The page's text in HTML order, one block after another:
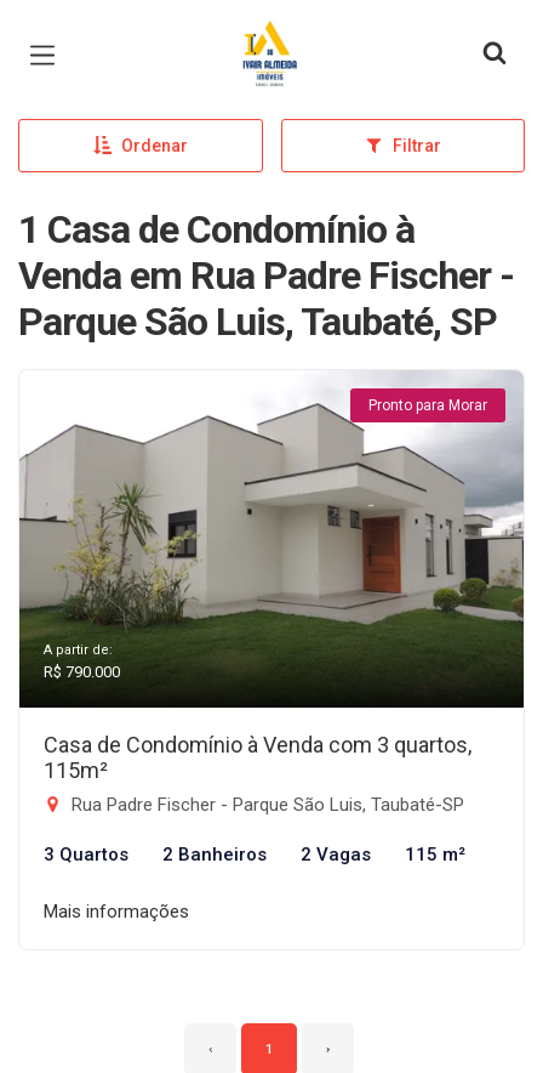
Página inicial
Ordenar Filtrar
1 Casa de Condomínio à
Venda em Rua Padre Fischer -
Parque São Luis, Taubaté, SP
Pronto para Morar
A partir de:
R$ 790.000
Casa de Condomínio à Venda com 3 quartos,
115m²
Rua Padre Fischer - Parque São Luis, Taubaté-SP
3 Quartos 2 Banheiros 2 Vagas 115 m²
Mais informações
‹ 1 ›